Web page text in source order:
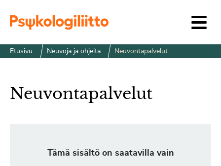
Etusivu Neuvoja ja ohjeita Neuvontapalvelut
Neuvontapalvelut
Tämä sisältö on saatavilla vain